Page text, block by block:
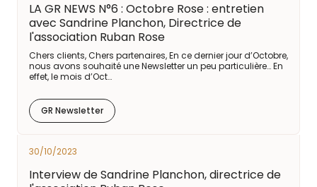
LA GR NEWS N°6 : Octobre Rose : entretien
avec Sandrine Planchon, Directrice de
l'association Ruban Rose
Chers clients, Chers partenaires, En ce dernier jour d’Octobre,
nous avons souhaité une Newsletter un peu particulière… En
effet, le mois d’Oct…
GR Newsletter
30/10/2023
Interview de Sandrine Planchon, directrice de